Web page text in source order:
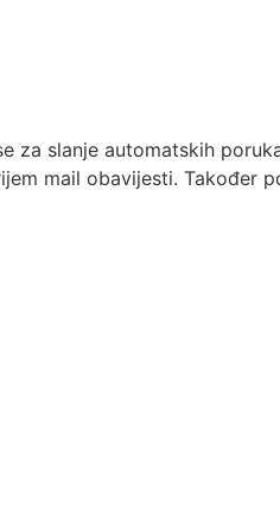
za slanje automatskih
mail obavijesti. Također